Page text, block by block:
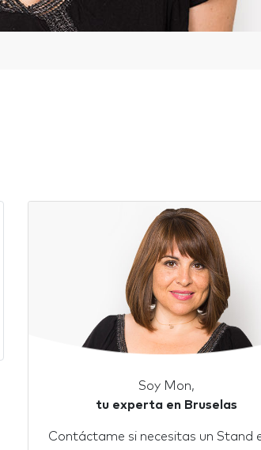
Soy Mon,
tu experta en Bruselas
Contáctame si necesitas un Stand